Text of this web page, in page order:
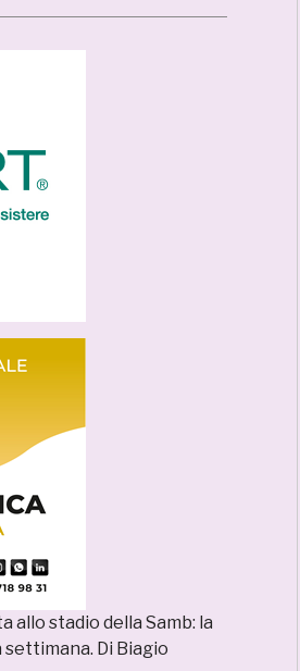
allo stadio della Samb: la
Di Biagio